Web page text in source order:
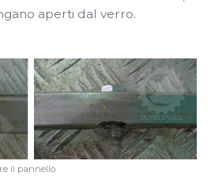
aperti dal verro.
il pannello